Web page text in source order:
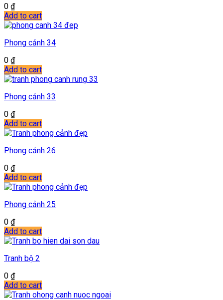
0 ₫
Add to cart
Phong cảnh 34
0 ₫
Add to cart
Phong cảnh 33
0 ₫
Add to cart
Phong cảnh 26
0 ₫
Add to cart
Phong cảnh 25
0 ₫
Add to cart
Tranh bộ 2
0 ₫
Add to cart